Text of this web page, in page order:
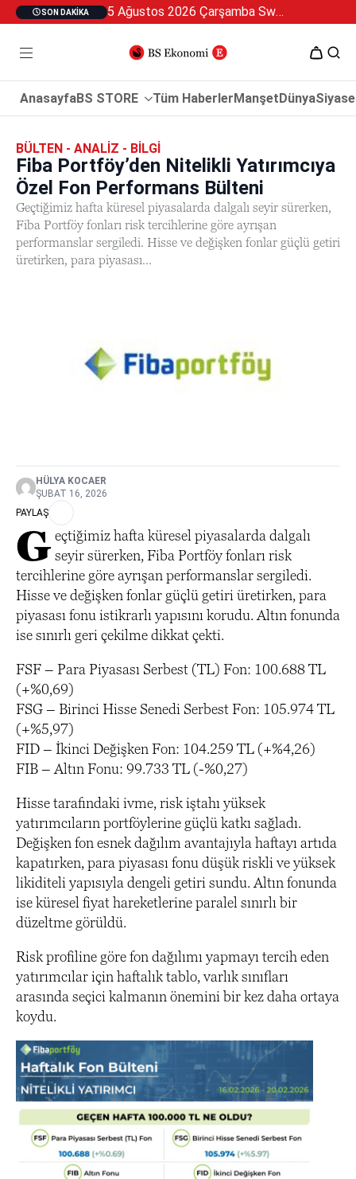
SON DAKIKA 5 Ağustos 2026 Çarşamba Swan Özel 2
AnasayfaBS STORE Tüm HaberlerManşetDünya
BÜLTEN - ANALIZ - BILGI
Fiba Portföy’den Nitelikli Yatırımcıya
Özel Fon Performans Bülteni
Geçtiğimiz hafta küresel piyasalarda dalgalı seyir sürerken,
Fiba Portföy fonları risk tercihlerine göre ayrışan
performanslar sergiledi. Hisse ve değişken fonlar güçlü getiri
üretirken, para piyasası...
HÜLYA KOCAER
ŞUBAT 16, 2026
PAYLAŞ
G eçtiğimiz hafta küresel piyasalarda dalgalı
seyir sürerken, Fiba Portföy fonları risk
tercihlerine göre ayrışan performanslar sergiledi.
Hisse ve değişken fonlar güçlü getiri üretirken, para
piyasası fonu istikrarlı yapısını korudu. Altın fonunda
ise sınırlı geri çekilme dikkat çekti.
FSF – Para Piyasası Serbest (TL) Fon: 100.688 TL
(+%0,69)
FSG – Birinci Hisse Senedi Serbest Fon: 105.974 TL
(+%5,97)
FID – İkinci Değişken Fon: 104.259 TL (+%4,26)
FIB – Altın Fonu: 99.733 TL (-%0,27)
Hisse tarafındaki ivme, risk iştahı yüksek
yatırımcıların portföylerine güçlü katkı sağladı.
Değişken fon esnek dağılım avantajıyla haftayı artıda
kapatırken, para piyasası fonu düşük riskli ve yüksek
likiditeli yapısıyla dengeli getiri sundu. Altın fonunda
ise küresel fiyat hareketlerine paralel sınırlı bir
düzeltme görüldü.
Risk profiline göre fon dağılımı yapmayı tercih eden
yatırımcılar için haftalık tablo, varlık sınıfları
arasında seçici kalmanın önemini bir kez daha ortaya
koydu.